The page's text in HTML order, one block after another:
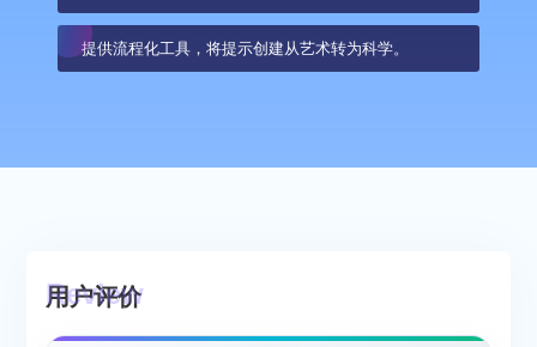
提供流程化工具，将提示创建从艺术转为科学。
用户评价